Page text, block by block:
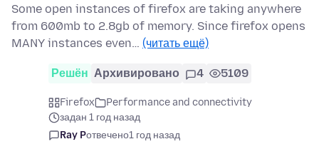
Some open instances of firefox are taking anywhere
from 600mb to 2.8gb of memory. Since firefox opens
MANY instances even… (читать ещё)
Решён Архивировано 4 5109
Firefox
Performance and connectivity
задан 1 год назад
Ray Pотвечено1 год назад